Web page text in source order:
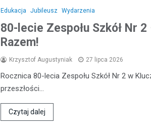
Edukacja Jubileusz Wydarzenia
80-lecie Zespołu Szkół Nr
Razem!
Krzysztof Augustyniak 27 lipca 2026
Rocznica 80-lecia Zespołu Szkół Nr 2 w
przeszłości…
Czytaj dalej